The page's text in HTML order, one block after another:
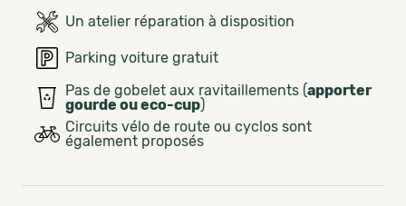
Un atelier réparation à disposition
Parking voiture gratuit
Pas de gobelet aux ravitaillements (apporter
gourde ou eco-cup)
Circuits vélo de route ou cyclos sont
également proposés